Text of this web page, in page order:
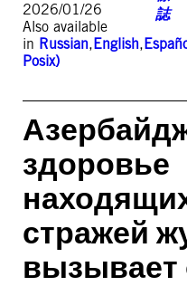
2026/01/26
Also available
in Russian,English,
Posix)
здоровье
стражей
вызывает